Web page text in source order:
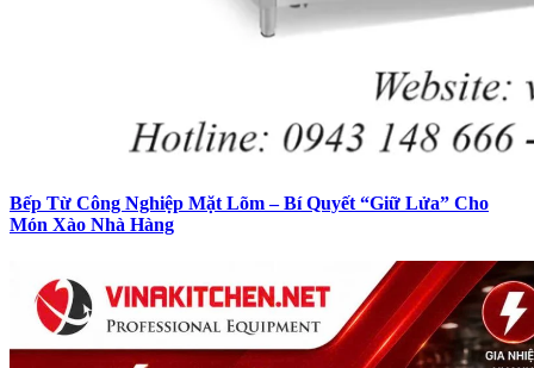
Bếp Từ Công Nghiệp Mặt Lõm – Bí Quyết “Giữ Lửa” Cho
Món Xào Nhà Hàng